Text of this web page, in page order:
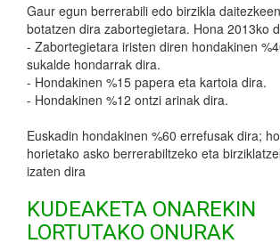
Gaur egun berrerabili edo birzikla
botatzen dira zabortegietara. Hona 2013ko
- Zabortegietara iristen diren hondakinen
sukalde hondarrak dira.
- Hondakinen %15 papera eta kartoia dira.
- Hondakinen %12 ontzi arinak dira.
Euskadin hondakinen %60 errefusak dira;
horietako asko berrerabiltzeko eta
izaten dira
KUDEAKETA ONAREKIN
LORTUTAKO ONURAK